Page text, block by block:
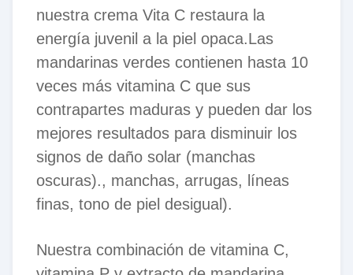
nuestra crema Vita C restaura la
energía juvenil a la piel opaca.Las
mandarinas verdes contienen hasta 10
veces más vitamina C que sus
contrapartes maduras y pueden dar los
mejores resultados para disminuir los
signos de daño solar (manchas
oscuras)., manchas, arrugas, líneas
finas, tono de piel desigual).
Nuestra combinación de vitamina C,